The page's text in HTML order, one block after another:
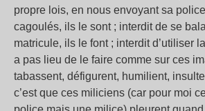
propre lois, en nous envoyant sa
cagoulés, ils le sont ; interdit de se
matricule, ils le font ; interdit d’utiliser
a pas lieu de le faire comme sur ces
tabassent, défigurent, humilient,
c’est que ces miliciens (car pour moi